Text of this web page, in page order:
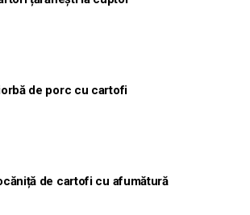
de porc cu cartofi
de cartofi cu afumătură